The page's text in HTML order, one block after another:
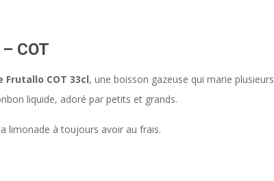
COT
Frutallo COT 33cl, une boisson gazeuse qui marie plusieurs
liquide, adoré par petits et grands.
limonade à toujours avoir au frais.